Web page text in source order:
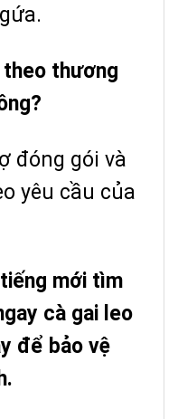
theo thương
đóng gói và
yêu cầu của
mới tìm
cà gai leo
để bảo vệ